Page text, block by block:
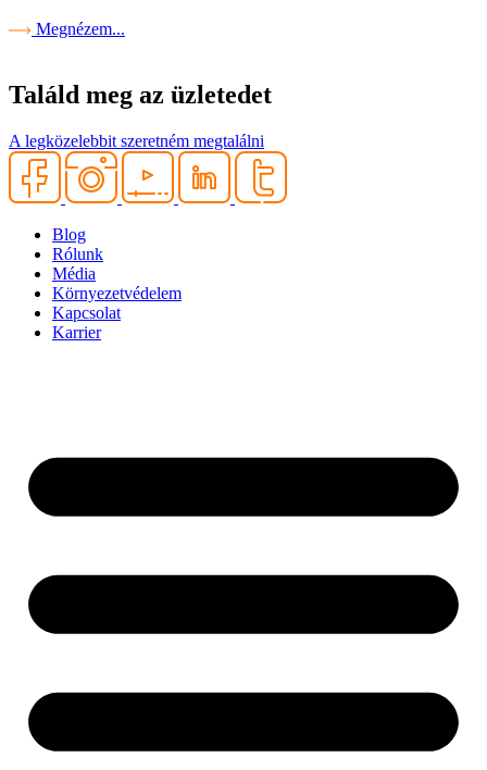
Megnézem...
Találd meg az üzletedet
A legközelebbit szeretném megtalálni
Blog
Rólunk
Média
Környezetvédelem
Kapcsolat
Karrier